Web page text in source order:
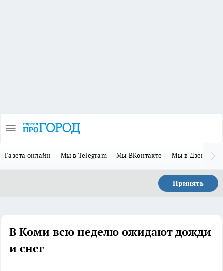
Газета онлайн Мы в Telegram Мы ВКонтакте Мы в Дзене
Принять
В Коми всю неделю ожидают дожди
и снег